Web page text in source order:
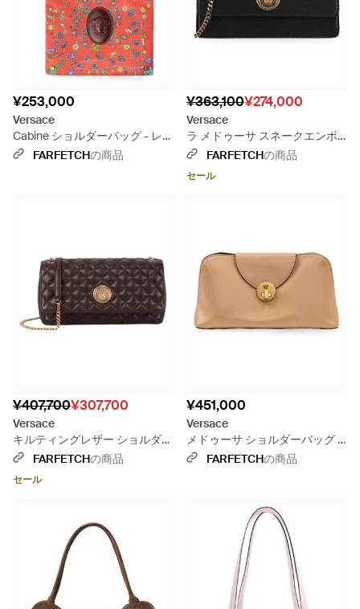
¥253,000
Versace
Cabine ショルダーバッグ - レッ
ド
FARFETCHの商品
¥363,100¥274,000
Versace
ラ メドゥーサ スネークエンボ
ス ショルダーバッグ - ブラック
FARFETCHの商品
セール
¥407,700¥307,700
Versace
キルティングレザー ショルダー
バッグ - ブラウン
FARFETCHの商品
セール
¥451,000
Versace
メドゥーサ ショルダーバッグ -
ナチュラル
FARFETCHの商品